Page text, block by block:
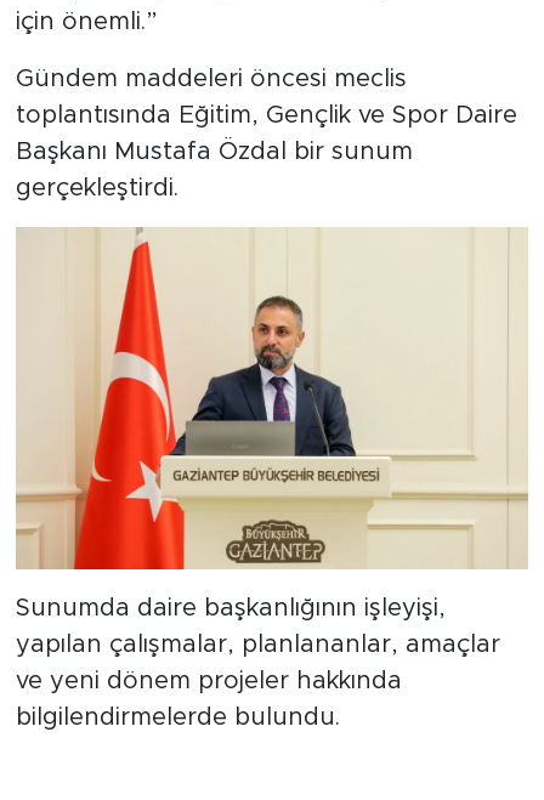
için önemli.”
Gündem maddeleri öncesi meclis
toplantısında Eğitim, Gençlik ve Spor Daire
Başkanı Mustafa Özdal bir sunum
gerçekleştirdi.
Sunumda daire başkanlığının işleyişi,
yapılan çalışmalar, planlananlar, amaçlar
ve yeni dönem projeler hakkında
bilgilendirmelerde bulundu.